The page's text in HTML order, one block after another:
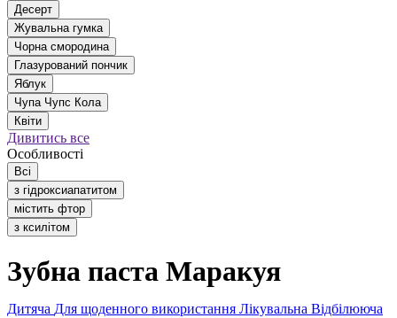
Десерт
Жувальна гумка
Чорна смородина
Глазурований пончик
Яблук
Чупа Чупс Кола
Квіти
Дивитись все
Особливості
Всі
з гідроксиапатитом
містить фтор
з ксилітом
Зубна паста Маракуя
Дитяча Для щоденного використання Лікувальна Відбілююча